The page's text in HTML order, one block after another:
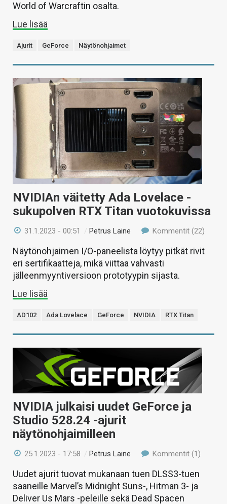
World of Warcraftin osalta.
Lue lisää
Ajurit GeForce Näytönohjaimet
NVIDIAn väitetty Ada Lovelace -
sukupolven RTX Titan vuotokuvissa
31.1.2023 - 00:51 /Petrus Laine Kommentit (22)
Näytönohjaimen I/O-paneelista löytyy pitkät rivit
eri sertifikaatteja, mikä viittaa vahvasti
jälleenmyyntiversioon prototyypin sijasta.
Lue lisää
AD102 Ada Lovelace GeForce NVIDIA RTX Titan
NVIDIA julkaisi uudet GeForce ja
Studio 528.24 -ajurit
näytönohjaimilleen
25.1.2023 - 17:58 /Petrus Laine Kommentit (1)
Uudet ajurit tuovat mukanaan tuen DLSS3-tuen
saaneille Marvel’s Midnight Suns-, Hitman 3- ja
Deliver Us Mars -peleille sekä Dead Spacen